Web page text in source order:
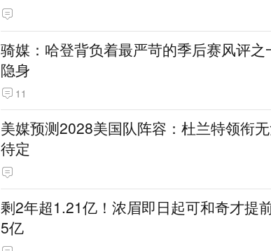
骑媒：哈登背负着最严苛的季后赛风评
隐身
11
美媒预测2028美国队阵容：杜兰特领衔
待定
剩2年超1.21亿！浓眉即日起可和奇才提
5亿